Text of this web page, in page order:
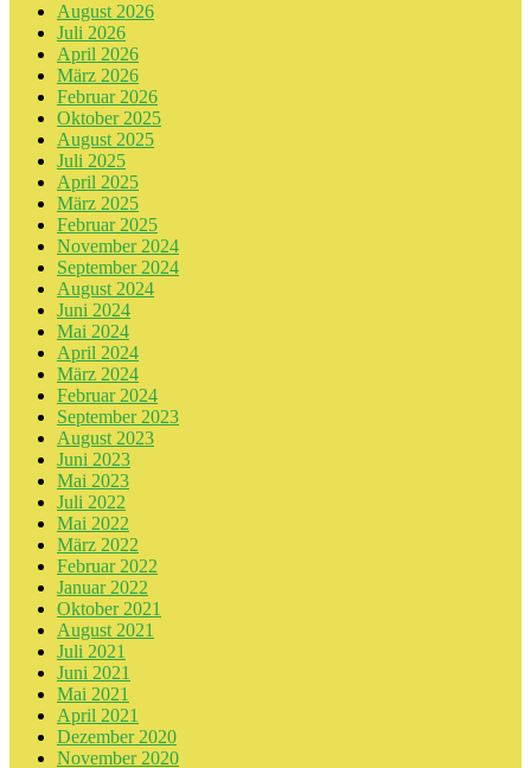
August 2026
Juli 2026
April 2026
März 2026
Februar 2026
Oktober 2025
August 2025
Juli 2025
April 2025
März 2025
Februar 2025
November 2024
September 2024
August 2024
Juni 2024
Mai 2024
April 2024
März 2024
Februar 2024
September 2023
August 2023
Juni 2023
Mai 2023
Juli 2022
Mai 2022
März 2022
Februar 2022
Januar 2022
Oktober 2021
August 2021
Juli 2021
Juni 2021
Mai 2021
April 2021
Dezember 2020
November 2020